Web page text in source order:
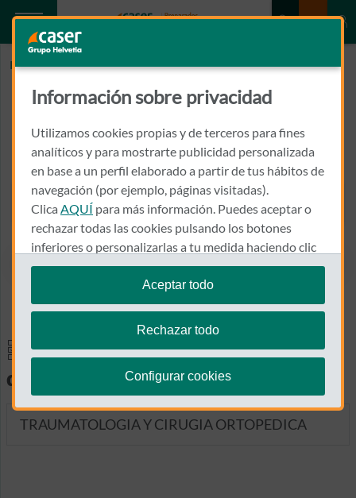
Inicio BARCELO ALCAÑIZ, MANUEL
BARCELO ALCAÑIZ, MANUEL
46160 - LLIRIA
962 781 196
Llamar a BARCELO
Ver el mapa en Google Maps
Especialidades y pruebas
diagnósticas
TRAUMATOLOGIA Y CIRUGIA ORTOPEDICA
Información sobre privacidad
Utilizamos cookies propias y de terceros para fines
analíticos y para mostrarte publicidad personalizada
en base a un perfil elaborado a partir de tus hábitos de
navegación (por ejemplo, páginas visitadas).
Clica AQUÍ para más información. Puedes aceptar o
rechazar todas las cookies pulsando los botones
inferiores o personalizarlas a tu medida haciendo clic
en"configurar cookies".
Te recordamos que puedes modificar tus ajustes de
cookies en cualquier momento en la sección
Aceptar todo
Rechazar todo
Configurar cookies